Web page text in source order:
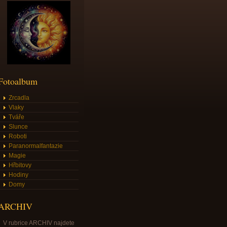
Zrcadla
Vlaky
Tváře
Slunce
Roboti
Paranormalfantazie
Magie
Hřbitovy
Hodiny
Domy
V rubrice ARCHIV najdete